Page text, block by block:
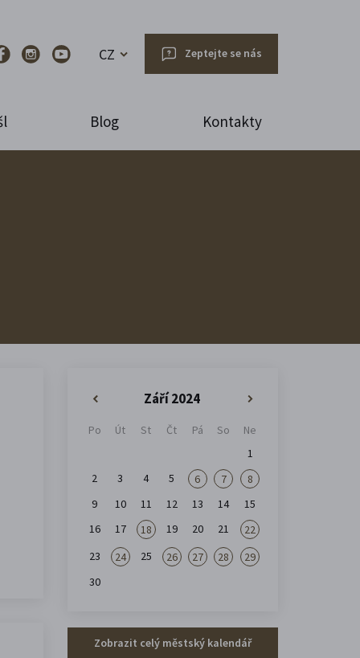
CZ Zeptejte se nás
Blog Kontakty
Září 2024
Po Út St Čt Pá So
Ne
1
2
3 4 5 6 7
8
9
10 11 12 13 14
15
16
17 18 19 20 21
22
23
24 25 26 27 28
29
30
Zobrazit celý městský kalendář